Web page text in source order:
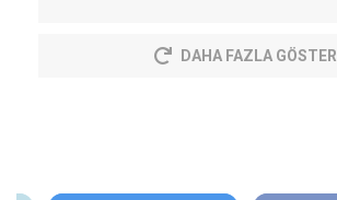
DAHA FAZLA GÖSTER